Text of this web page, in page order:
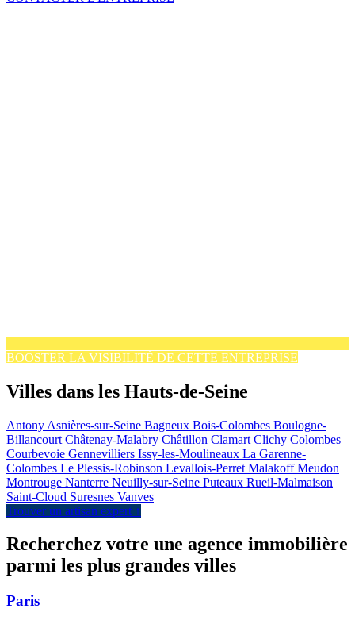
BOOSTER LA VISIBILITÉ DE CETTE ENTREPRISE
Villes dans les Hauts-de-Seine
Antony Asnières-sur-Seine Bagneux Bois-Colombes Boulogne-
Billancourt Châtenay-Malabry Châtillon Clamart Clichy Colombes
Courbevoie Gennevilliers Issy-les-Moulineaux La Garenne-
Colombes Le Plessis-Robinson Levallois-Perret MalakoffMeudon
Montrouge Nanterre Neuilly-sur-Seine Puteaux Rueil-Malmaison
Saint-Cloud Suresnes Vanves
Trouver un artisan expert ↑
Recherchez votre une agence immobilière
parmi les plus grandes villes
Paris